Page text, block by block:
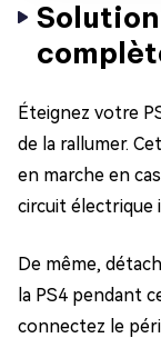
Éteignez votre
de la rallumer.
en marche en
circuit électrique
De même,
la PS4 pendant
connectez le